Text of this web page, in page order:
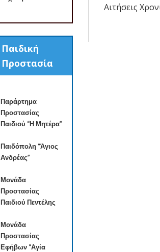
Αιτήσεις
Παιδική
Προστασία
Παράρτημα
Προστασίας
Παιδιού “Η Μητέρα”
Παιδόπολη “Άγιος
Ανδρέας”
Μονάδα
Προστασίας
Παιδιού Πεντέλης
Μονάδα
Προστασίας
Εφήβων “Αγία